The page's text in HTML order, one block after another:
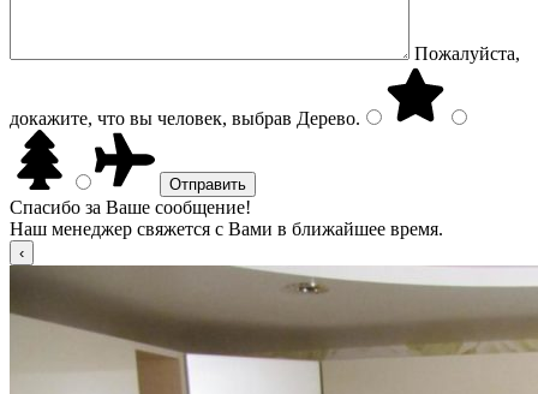
Пожалуйста,
докажите, что вы человек, выбрав Дерево.
Спасибо за Ваше сообщение!
Наш менеджер свяжется с Вами в ближайшее время.